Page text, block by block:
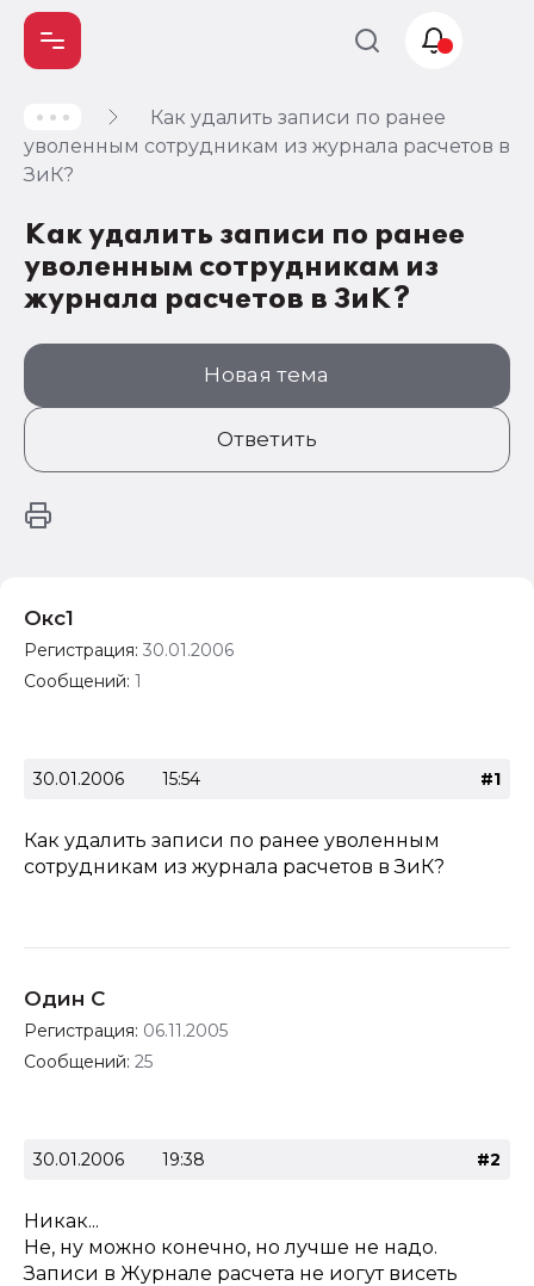
Как удалить записи по ранее
уволенным сотрудникам из журнала расчетов в
ЗиК?
Как удалить записи по ранее
уволенным сотрудникам из
журнала расчетов в ЗиК?
Новая тема
Ответить
Окс1
Регистрация: 30.01.2006
Сообщений: 1
30.01.2006 15:54 #1
Как удалить записи по ранее уволенным
сотрудникам из журнала расчетов в ЗиК?
Один С
Регистрация: 06.11.2005
Сообщений: 25
30.01.2006 19:38 #2
Никак...
Не, ну можно конечно, но лучше не надо.
Записи в Журнале расчета не иогут висеть
Учет и
налогообложение